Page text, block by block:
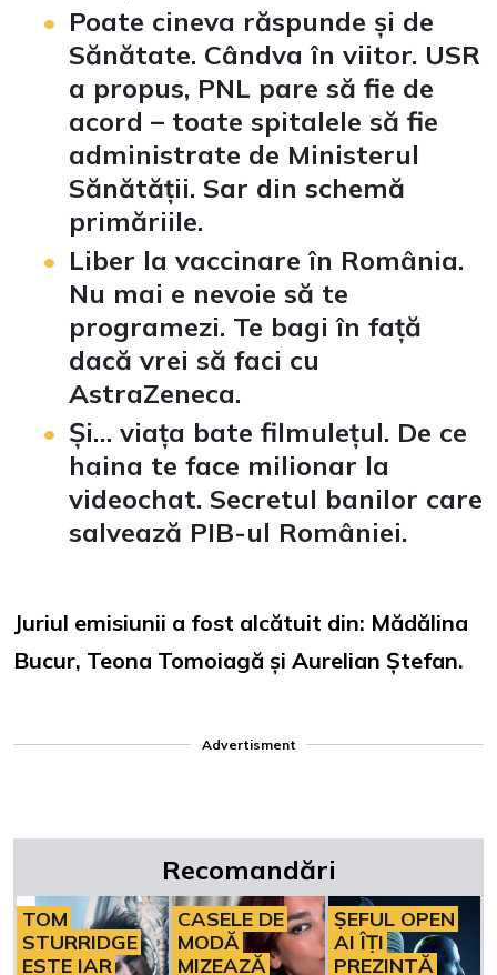
Poate cineva răspunde și de
Sănătate. Cândva în viitor. USR
a propus, PNL pare să fie de
acord – toate spitalele să fie
administrate de Ministerul
Sănătății. Sar din schemă
primăriile.
Liber la vaccinare în România.
Nu mai e nevoie să te
programezi. Te bagi în față
dacă vrei să faci cu
AstraZeneca.
Și… viața bate filmulețul. De ce
haina te face milionar la
videochat. Secretul banilor care
salvează PIB-ul României.
Juriul emisiunii a fost alcătuit din: Mădălina
Bucur, Teona Tomoiagă și Aurelian Ștefan.
Advertisment
Recomandări
TOM
STURRIDGE
ESTE IAR
CASELE DE
MODĂ
MIZEAZĂ
ȘEFUL OPEN
AI ÎȚI
PREZINTĂ